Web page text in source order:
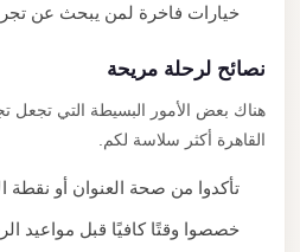
خيارات فاخرة لمن يبحث عن تجربة
نصائح لرحلة مريحة
هناك بعض الأمور البسيطة التي تجعل
القاهرة أكثر سلاسة لكم.
تأكدوا من صحة العنوان أو نقطة
خصصوا وقتًا كافيًا قبل مواعيد